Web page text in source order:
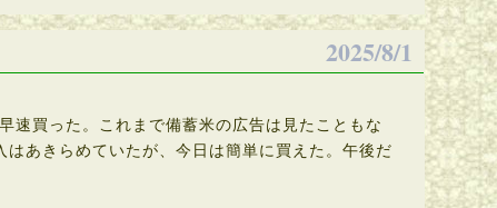
2025/8/1
速買った。これまで備蓄米の広告は見たこともな
あきらめていたが、今日は簡単に買えた。午後だ